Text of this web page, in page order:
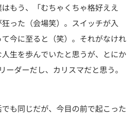
もう、「むちゃくちゃ格好ええ
った（会場笑）。スイッチが入
今に至ると（笑）。それがなけれ
生を歩んでいたと思うが、とにか
ーダーだし、カリスマだと思う。
も同じだが、今目の前で起こった